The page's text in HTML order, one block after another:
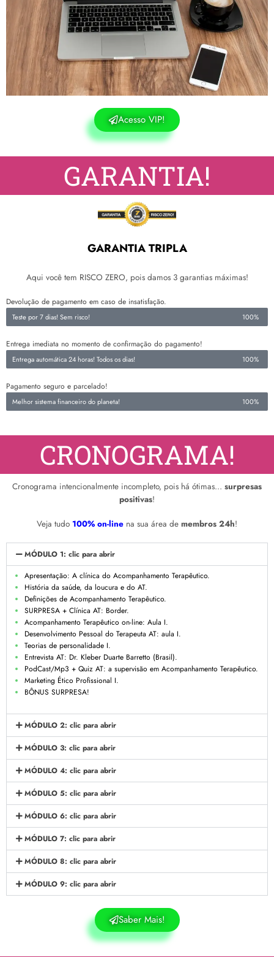
Acesso VIP!
GARANTIA!
GARANTIA TRIPLA
Aqui você tem RISCO ZERO, pois damos 3 garantias máximas!
Devolução de pagamento em caso de insatisfação.
Teste por 7 dias! Sem risco! 100%
Entrega imediata no momento de confirmação do pagamento!
Entrega automática 24 horas! Todos os dias! 100%
Pagamento seguro e parcelado!
Melhor sistema financeiro do planeta! 100%
CRONOGRAMA!
Cronograma intencionalmente incompleto, pois há ótimas… surpresas
positivas!
Veja tudo 100% on-line na sua área de membros 24h!
MÓDULO 1: clic para abrir
Apresentação: A clínica do Acompanhamento Terapêutico.
História da saúde, da loucura e do AT.
Definições de Acompanhamento Terapêutico.
SURPRESA + Clínica AT: Border.
Acompanhamento Terapêutico on-line: Aula I.
Desenvolvimento Pessoal do Terapeuta AT: aula I.
Teorias de personalidade I.
Entrevista AT: Dr. Kleber Duarte Barretto (Brasil).
PodCast/Mp3 + Quiz AT: a supervisão em Acompanhamento Terapêutico.
Marketing Ético Profissional I.
BÔNUS SURPRESA!
MÓDULO 2: clic para abrir
MÓDULO 3: clic para abrir
MÓDULO 4: clic para abrir
MÓDULO 5: clic para abrir
MÓDULO 6: clic para abrir
MÓDULO 7: clic para abrir
MÓDULO 8: clic para abrir
MÓDULO 9: clic para abrir
Saber Mais!